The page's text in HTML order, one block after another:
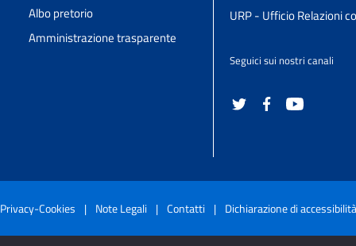
Albo pretorio
Amministrazione trasparente
URP - Ufficio Relazioni
Seguici sui nostri canali
Privacy-Cookies | Note Legali | Contatti | Dichiarazione di accessibilità